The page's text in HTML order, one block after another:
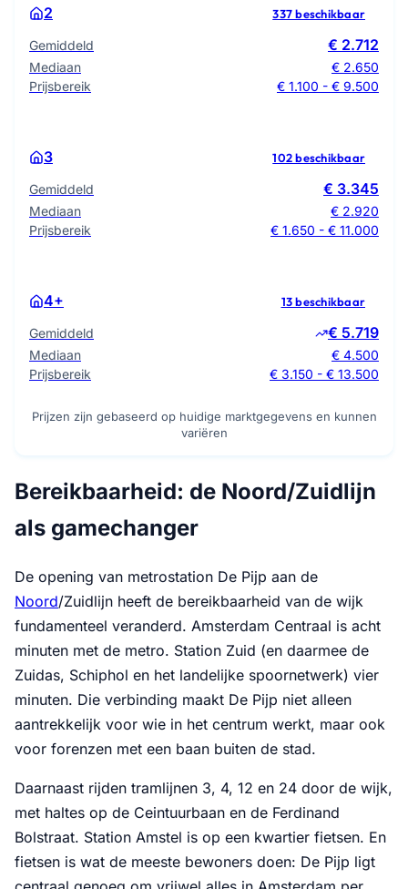
2 337 beschikbaar
Gemiddeld € 2.712
Mediaan
€ 2.650
Prijsbereik
€ 1.100 - € 9.500
3 102 beschikbaar
Gemiddeld € 3.345
Mediaan
€ 2.920
Prijsbereik
€ 1.650 - € 11.000
4+ 13 beschikbaar
Gemiddeld € 5.719
Mediaan
€ 4.500
Prijsbereik
€ 3.150 - € 13.500
Prijzen zijn gebaseerd op huidige marktgegevens en kunnen
variëren
Bereikbaarheid: de Noord/Zuidlijn
als gamechanger
De opening van metrostation De Pijp aan de
Noord/Zuidlijn heeft de bereikbaarheid van de wijk
fundamenteel veranderd. Amsterdam Centraal is acht
minuten met de metro. Station Zuid (en daarmee de
Zuidas, Schiphol en het landelijke spoornetwerk) vier
minuten. Die verbinding maakt De Pijp niet alleen
aantrekkelijk voor wie in het centrum werkt, maar ook
voor forenzen met een baan buiten de stad.
Daarnaast rijden tramlijnen 3, 4, 12 en 24 door de wijk,
met haltes op de Ceintuurbaan en de Ferdinand
Bolstraat. Station Amstel is op een kwartier fietsen. En
fietsen is wat de meeste bewoners doen: De Pijp ligt